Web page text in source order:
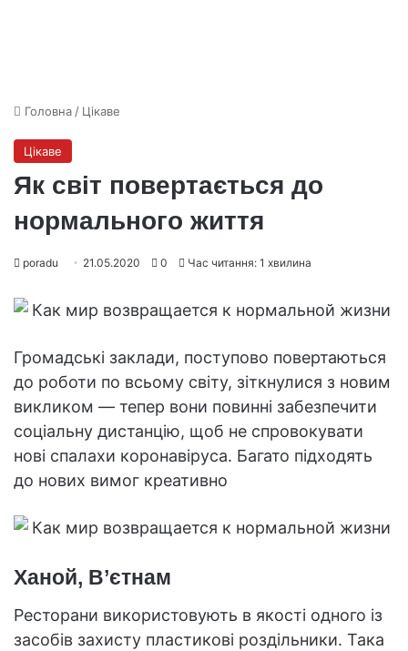
Головна / Цікаве
Цікаве
Як світ повертається до
нормального життя
poradu 21.05.2020 0 Час читання: 1 хвилина
Громадські заклади, поступово повертаються
до роботи по всьому світу, зіткнулися з новим
викликом — тепер вони повинні забезпечити
соціальну дистанцію, щоб не спровокувати
нові спалахи коронавіруса. Багато підходять
до нових вимог креативно
Ханой, В’єтнам
Ресторани використовують в якості одного із
засобів захисту пластикові роздільники. Така